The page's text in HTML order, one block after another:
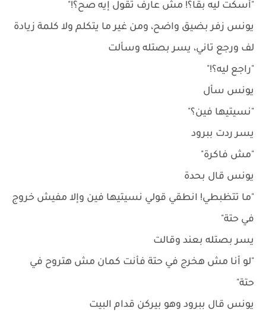
"أسكت ليه بقا؟! مش عارف تقول إيه صح؟!"
يونس زفر بضيق واضح، ومن غير ما يتكلم ولا كلمة زيادة
لف ورجع تاني، يسر بصتله وسألت
"راجع ليه؟!"
يونس سأل
"نسيتيها فين؟"
يسر ردت ببرود
"مش فاكرة"
يونس قال بحدة
"ما تتظبطي! انطقي قولي نسيتيها فين وإلا مفيش خروج
في حتة"
يسر بصتله بعند وقالت
"لو أنا مش هخرج في حتة فأنت كمان مش هتروح في
حتة"
يونس قال ببرود وهو بيركن قدام البيت